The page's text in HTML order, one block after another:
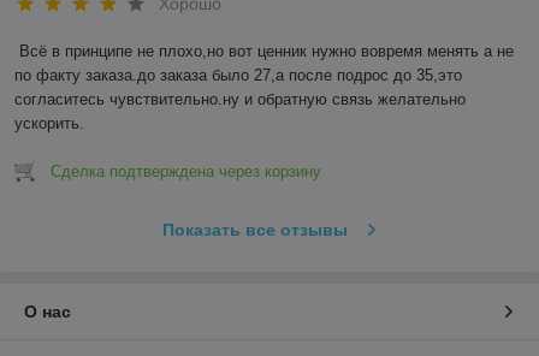
Всё в принципе не плохо,но вот ценник нужно вовремя менять а не
по факту заказа.до заказа было 27,а после подрос до 35,это
согласитесь чувствительно.ну и обратную связь желательно
ускорить.
Сделка подтверждена через корзину
Показать все отзывы
О нас